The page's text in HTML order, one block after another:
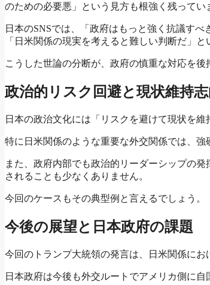
のための必要悪」という見方も根強く残ってい
日本のSNSでは、「政府はもっと強く抗議す
「日米関係の現実を考えると難しい判断だ」と
こうした世論の分断が、政府の慎重な対応を後
政治的リスク回避と現状維持志
日本の政治文化には「リスクを避けて現状を
特に日米関係のような重要な外交関係では、強
また、政府内部でも政治的リーダーシップの
されることも少なくありません。
今回のケースもその典型例と言えるでしょう。
今後の展望と日本政府の課題
今回のトランプ大統領の発言は、日米関係にお
日本政府は今後も外交ルートでアメリカ側に